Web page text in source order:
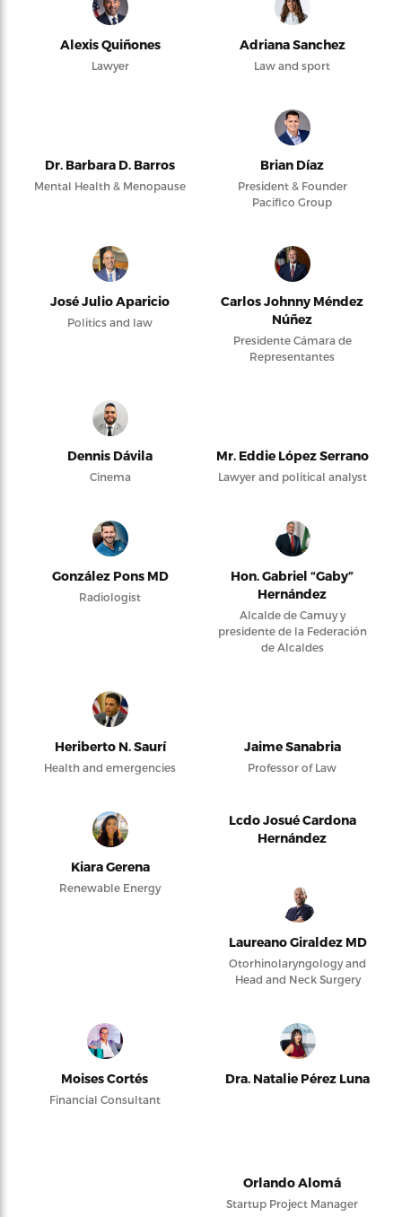
Alexis Quiñones
Lawyer
Adriana Sanchez
Law and sport
Dr. Barbara D. Barros
Mental Health & Menopause
Brian Díaz
President & Founder
Pacifico Group
José Julio Aparicio
Politics and law
Carlos Johnny Méndez
Núñez
Presidente Cámara de
Representantes
Dennis Dávila
Cinema
Mr. Eddie López Serrano
Lawyer and political analyst
González Pons MD
Radiologist
Hon. Gabriel “Gaby”
Hernández
Alcalde de Camuy y
presidente de la Federación
de Alcaldes
Heriberto N. Saurí
Health and emergencies
Jaime Sanabria
Professor of Law
Kiara Gerena
Renewable Energy
Lcdo Josué Cardona
Hernández
Laureano Giraldez MD
Otorhinolaryngology and
Head and Neck Surgery
Moises Cortés
Financial Consultant
Dra. Natalie Pérez Luna
Orlando Alomá
Startup Project Manager